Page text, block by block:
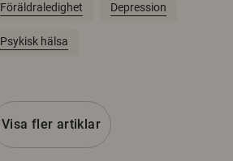
Föräldraledighet Depression
Psykisk hälsa
Visa fler artiklar